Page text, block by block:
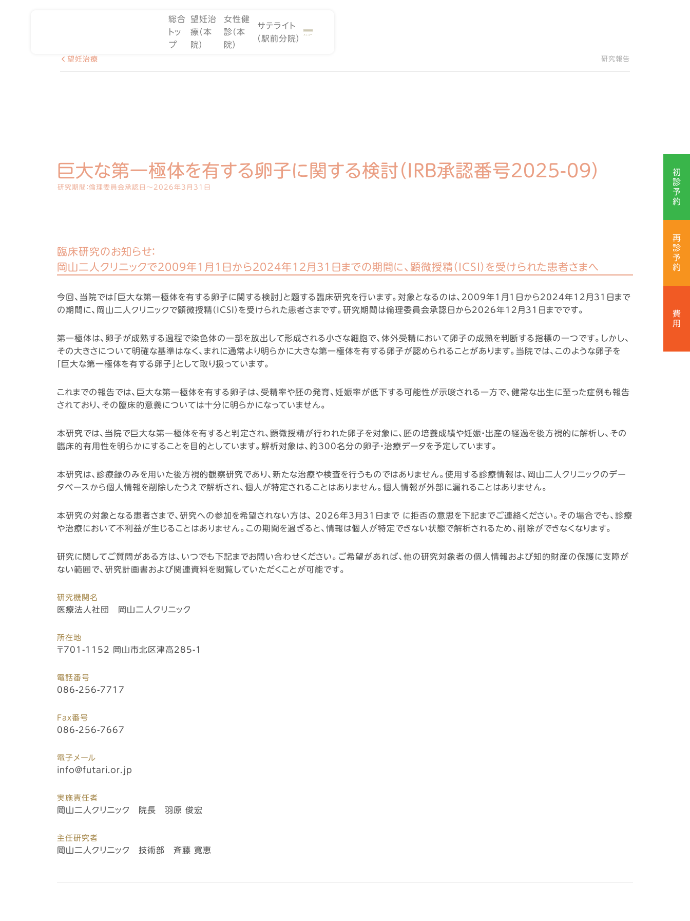
総合
トッ
プ
望妊治
療（本
院）
女性健
診（本
院）
サテライト
（駅前分院）
望妊治療 研究報告
巨大な第一極体を有する卵子に関する検討（IRB承認番号2025-09）
研究期間：倫理委員会承認日～2026年3月31日
臨床研究のお知らせ：
岡山二人クリニックで2009年1月1日から2024年12月31日までの期間に、顕微授精（ICSI）を受けられた患者さまへ
今回、当院では「巨大な第一極体を有する卵子に関する検討」と題する臨床研究を行います。対象となるのは、2009年1月1日から2024年12月31日まで
の期間に、岡山二人クリニックで顕微授精（ICSI）を受けられた患者さまです。研究期間は倫理委員会承認日から2026年12月31日までです。
第一極体は、卵子が成熟する過程で染色体の一部を放出して形成される小さな細胞で、体外受精において卵子の成熟を判断する指標の一つです。しかし、
その大きさについて明確な基準はなく、まれに通常より明らかに大きな第一極体を有する卵子が認められることがあります。当院では、このような卵子を
「巨大な第一極体を有する卵子」として取り扱っています。
これまでの報告では、巨大な第一極体を有する卵子は、受精率や胚の発育、妊娠率が低下する可能性が示唆される一方で、健常な出生に至った症例も報告
されており、その臨床的意義については十分に明らかになっていません。
本研究では、当院で巨大な第一極体を有すると判定され、顕微授精が行われた卵子を対象に、胚の培養成績や妊娠・出産の経過を後方視的に解析し、その
臨床的有用性を明らかにすることを目的としています。解析対象は、約300名分の卵子・治療データを予定しています。
本研究は、診療録のみを用いた後方視的観察研究であり、新たな治療や検査を行うものではありません。使用する診療情報は、岡山二人クリニックのデー
タベースから個人情報を削除したうえで解析され、個人が特定されることはありません。個人情報が外部に漏れることはありません。
本研究の対象となる患者さまで、研究への参加を希望されない方は、 2026年3月31日まで に拒否の意思を下記までご連絡ください。その場合でも、診療
や治療において不利益が生じることはありません。この期間を過ぎると、情報は個人が特定できない状態で解析されるため、削除ができなくなります。
研究に関してご質問がある方は、いつでも下記までお問い合わせください。ご希望があれば、他の研究対象者の個人情報および知的財産の保護に支障が
ない範囲で、研究計画書および関連資料を閲覧していただくことが可能です。
研究機関名
医療法人社団 岡山二人クリニック
所在地
〒701-1152 岡山市北区津高285-1
電話番号
086-256-7717
Fax番号
086-256-7667
電子メール
info@futari.or.jp
実施責任者
岡山二人クリニック 院長 羽原 俊宏
主任研究者
岡山二人クリニック 技術部 斉藤 寛恵
初
診
予
約
再
診
予
約
費
用